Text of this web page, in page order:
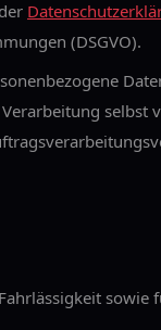
(DSGVO).
selbst
sowie